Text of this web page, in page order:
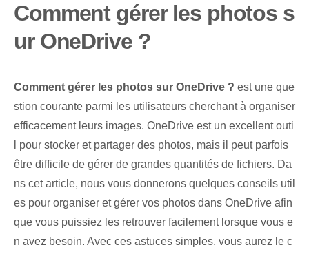
Comment gérer les photos s
ur OneDrive ?
Comment gérer les photos sur OneDrive ? est une que
stion courante parmi les utilisateurs cherchant à organiser
efficacement leurs images. OneDrive est un excellent outi
l pour stocker et partager des photos, mais il peut parfois
être difficile de gérer de grandes quantités de fichiers. Da
ns cet article, nous vous donnerons quelques conseils util
es pour organiser et gérer vos photos dans OneDrive afin
que vous puissiez les retrouver facilement lorsque vous e
n avez besoin. Avec ces astuces simples, vous aurez le c